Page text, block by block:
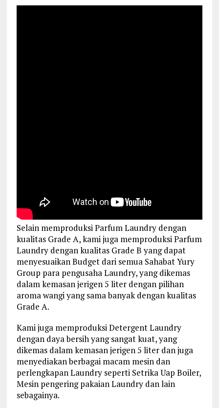
Selain memproduksi Parfum Laundry dengan
kualitas Grade A, kami juga memproduksi Parfum
Laundry dengan kualitas Grade B yang dapat
menyesuaikan Budget dari semua Sahabat Yury
Group para pengusaha Laundry, yang dikemas
dalam kemasan jerigen 5 liter dengan pilihan
aroma wangi yang sama banyak dengan kualitas
Grade A.
Kami juga memproduksi Detergent Laundry
dengan daya bersih yang sangat kuat, yang
dikemas dalam kemasan jerigen 5 liter dan juga
menyediakan berbagai macam mesin dan
perlengkapan Laundry seperti Setrika Uap Boiler,
Mesin pengering pakaian Laundry dan lain
sebagainya.